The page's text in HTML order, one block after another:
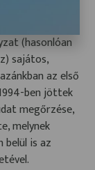
(hasonlóan
sajátos,
az első
ben jöttek
megőrzése,
melynek
belül is az